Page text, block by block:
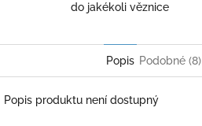
do jakékoli věznice
Popis Podobné (8)
Popis produktu není dostupný